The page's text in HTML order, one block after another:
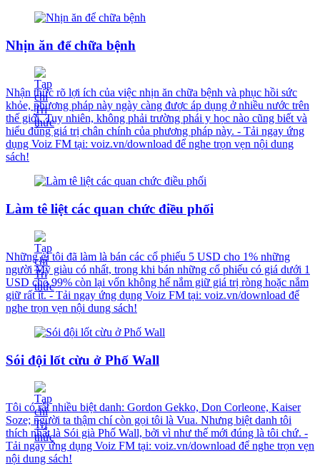
Nhịn ăn để chữa bệnh
Nhận thức rõ lợi ích của việc nhịn ăn chữa bệnh và phục hồi sức
khỏe, phương pháp này ngày càng được áp dụng ở nhiều nước trên
thế giới. Tuy nhiên, không phải trường phái y học nào cũng biết và
hiểu đúng giá trị chân chính của phương pháp này. - Tải ngay ứng
dụng Voiz FM tại: voiz.vn/download để nghe trọn vẹn nội dung
sách!
Làm tê liệt các quan chức điều phối
Những gì tôi đã làm là bán các cổ phiếu 5 USD cho 1% những
người Mỹ giàu có nhất, trong khi bán những cổ phiếu có giá dưới 1
USD cho 99% còn lại vốn không hế nắm giữ giá trị ròng hoặc nắm
giữ rất ít. - Tải ngay ứng dụng Voiz FM tại: voiz.vn/download để
nghe trọn vẹn nội dung sách!
Sói đội lốt cừu ở Phố Wall
Tôi có rất nhiều biệt danh: Gordon Gekko, Don Corleone, Kaiser
Soze; người ta thậm chí còn gọi tôi là Vua. Nhưng biệt danh tôi
thích nhất là Sói già Phố Wall, bởi vì như thế mới đúng là tôi chứ. -
Tải ngay ứng dụng Voiz FM tại: voiz.vn/download để nghe trọn vẹn
nội dung sách!